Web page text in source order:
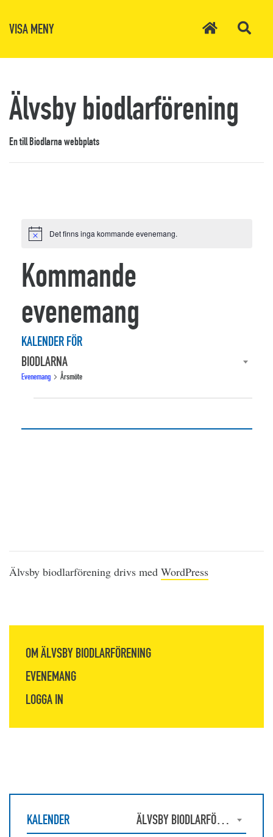
VISA MENY
Älvsby biodlarförening
En till Biodlarna webbplats
Notis Det finns inga kommande evenemang.
Kommande
evenemang
KALENDER FÖR
BIODLARNA
Evenemang Årsmöte
Älvsby biodlarförening drivs med WordPress
OM ÄLVSBY BIODLARFÖRENING
EVENEMANG
LOGGA IN
KALENDER
ÄLVSBY BIODLARFÖRENING